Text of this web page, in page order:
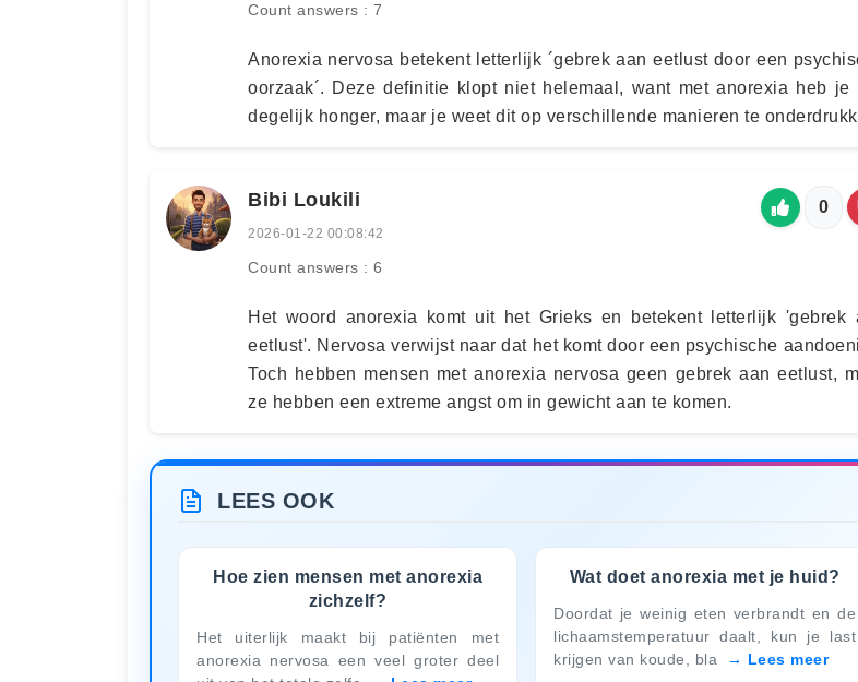
Count answers : 7
Anorexia nervosa betekent letterlijk ´gebrek aan eetlust door een
oorzaak´. Deze definitie klopt niet helemaal, want met anorexia heb je
degelijk honger, maar je weet dit op verschillende manieren te
Bibi Loukili
2026-01-22 00:08:42
Count answers : 6
0
Het woord anorexia komt uit het Grieks en betekent letterlijk 'gebrek
eetlust'. Nervosa verwijst naar dat het komt door een psychische
Toch hebben mensen met anorexia nervosa geen gebrek aan eetlust,
ze hebben een extreme angst om in gewicht aan te komen.
LEES OOK
Hoe zien mensen met anorexia
zichzelf?
Het uiterlijk maakt bij patiënten met
anorexia nervosa een veel groter deel
Wat doet anorexia met je huid?
Doordat je weinig eten verbrandt en de
lichaamstemperatuur daalt, kun je last
krijgen van koude, bla
Lees meer